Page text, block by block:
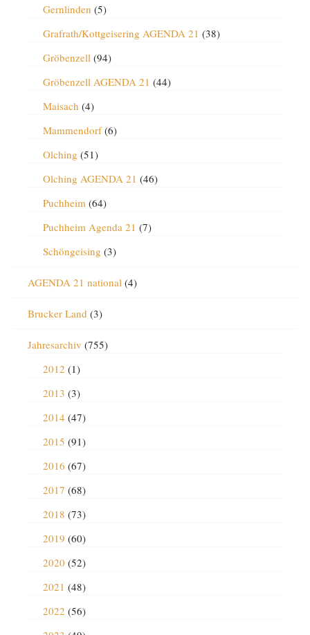
Gernlinden (5)
Grafrath/Kottgeisering AGENDA 21 (38)
Gröbenzell(94)
Gröbenzell AGENDA 21 (44)
Maisach (4)
Mammendorf(6)
Olching (51)
Olching AGENDA 21 (46)
Puchheim(64)
Puchheim Agenda 21 (7)
Schöngeising (3)
AGENDA 21 national(4)
Brucker Land (3)
Jahresarchiv (755)
2012 (1)
2013 (3)
2014 (47)
2015 (91)
2016 (67)
2017 (68)
2018 (73)
2019 (60)
2020 (52)
2021 (48)
2022 (56)